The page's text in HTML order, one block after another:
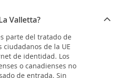
Valletta?
parte del tratado de
ciudadanos de la UE
de identidad. Los
o canadienses no
de entrada. Sin